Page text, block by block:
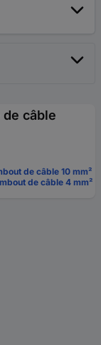
câble
de câble 10 mm²
de câble 4 mm²